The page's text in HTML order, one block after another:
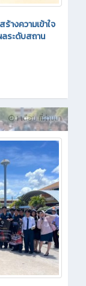
างความเข้าใจ
ลระดับสถาน
1 เดือน ที่ผ่านมา